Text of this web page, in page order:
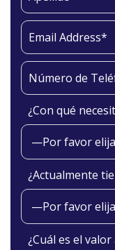
¿Con qué
¿Actualmente
¿Cuál es el